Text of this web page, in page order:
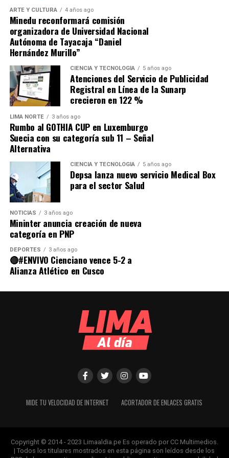
Source link
Comparte esto:
ARTE Y CULTURA 4 años ago
Minedu reconformará comisión
organizadora de Universidad Nacional
Autónoma de Tayacaja “Daniel
Hernández Murillo”
CIENCIA Y TECNOLOGÍA 5 años ago
Atenciones del Servicio de Publicidad
Registral en Línea de la Sunarp
crecieron en 122 %
LIMA NORTE 3 años ago
Rumbo al GOTHIA CUP en Luxemburgo
Suecia con su categoría sub 11 – Señal
Alternativa
CIENCIA Y TECNOLOGÍA 5 años ago
Depsa lanza nuevo servicio Medical Box
para el sector Salud
NOTICIAS 3 años ago
Mininter anuncia creación de nueva
categoría en PNP
DEPORTES 3 años ago
🔴#ENVIVO Cienciano vence 5-2 a
Alianza Atlético en Cusco
MIDE TU VELOCIDAD DE INTERNET ACORTADOR DE ENLACES GRATIS
Copyright © 2014 - 2023 Limaaldia.pe Es operado por CC Multimedios.
| Todos los titulares mostrados en esta página son leídos desde los